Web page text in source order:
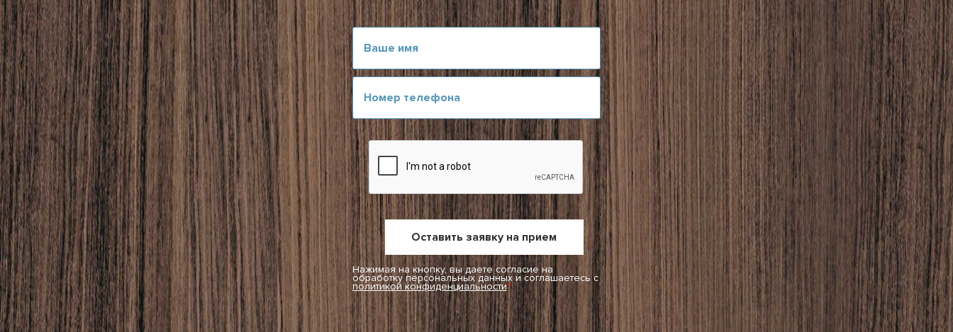
Нажимая на кнопку, вы даете согласие на
обработку персональных данных и соглашаетесь c
политикой конфиденциальности*